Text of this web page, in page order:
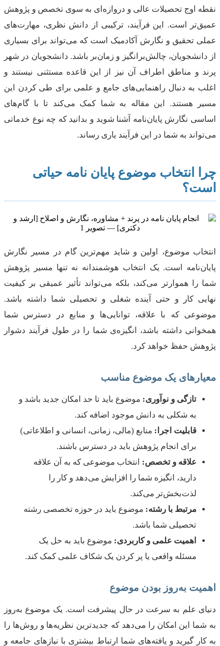
نقطه اوج تحصیلات عالی و دروازه‌ای به سوی تخصص و پژوهش
عمیق‌تر است. این فرآیند، ترکیبی از دانش نظری، مهارت‌های
عملی تحقیق و نگارش آکادمیک است که می‌تواند برای بسیاری
از دانشجویان، چالش‌برانگیز و زمان‌بر باشد. دانشجویان در شهر
پرند و مناطق اطراف آن نیز از این قاعده مستثنی نیستند و
اغلب به دنبال راهنمایی‌های جامع و علمی برای طی کردن این
مسیر هستند. این مقاله به شما کمک می‌کند تا با گام‌های
اساسی نگارش پایان‌نامه آشنا شوید و بدانید که چه نوع خدماتی
می‌تواند به شما در این فرآیند یاری رساند.
چرا انتخاب موضوع پایان نامه حیاتی
است؟
انتخاب موضوع، اولین و شاید مهم‌ترین گام در مسیر نگارش
پایان‌نامه است. یک انتخاب هوشمندانه نه تنها مسیر پژوهش
شما را هموارتر می‌کند، بلکه می‌تواند تأثیر عمیقی بر کیفیت
نهایی کار و حتی آینده شغلی و تحصیلی شما داشته باشد.
موضوعی که با علاقه، توانایی‌ها و منابع در دسترس شما
همخوانی داشته باشد، انگیزه‌ی شما را در طول فرآیند دشوار
پژوهش حفظ خواهد کرد.
معیارهای یک موضوع مناسب
تازگی و نوآوری: موضوع باید تا حد امکان جدید باشد و
به شکلی به دانش موجود اضافه کند.
قابلیت اجرا: منابع (مالی، زمانی، انسانی و اطلاعاتی)
برای انجام پژوهش باید در دسترس باشند.
علاقه و تخصص: انتخاب موضوعی که به آن علاقه
دارید، انگیزه شما را افزایش می‌دهد و کار را
لذت‌بخش‌تر می‌کند.
مرتبط با رشته: موضوع باید در حوزه تخصصی رشته
تحصیلی شما باشد.
اهمیت علمی و کاربردی: موضوع باید به حل یک
مسئله واقعی یا پر کردن یک شکاف علمی کمک کند.
اهمیت به‌روز بودن موضوع
دنیای علم به سرعت در حال پیشرفت است. یک موضوع به‌روز
به شما این امکان را می‌دهد که جدیدترین نظریه‌ها و روش‌ها را
به کار گیرید و یافته‌های شما ارتباط بیشتری با نیازهای جامعه و